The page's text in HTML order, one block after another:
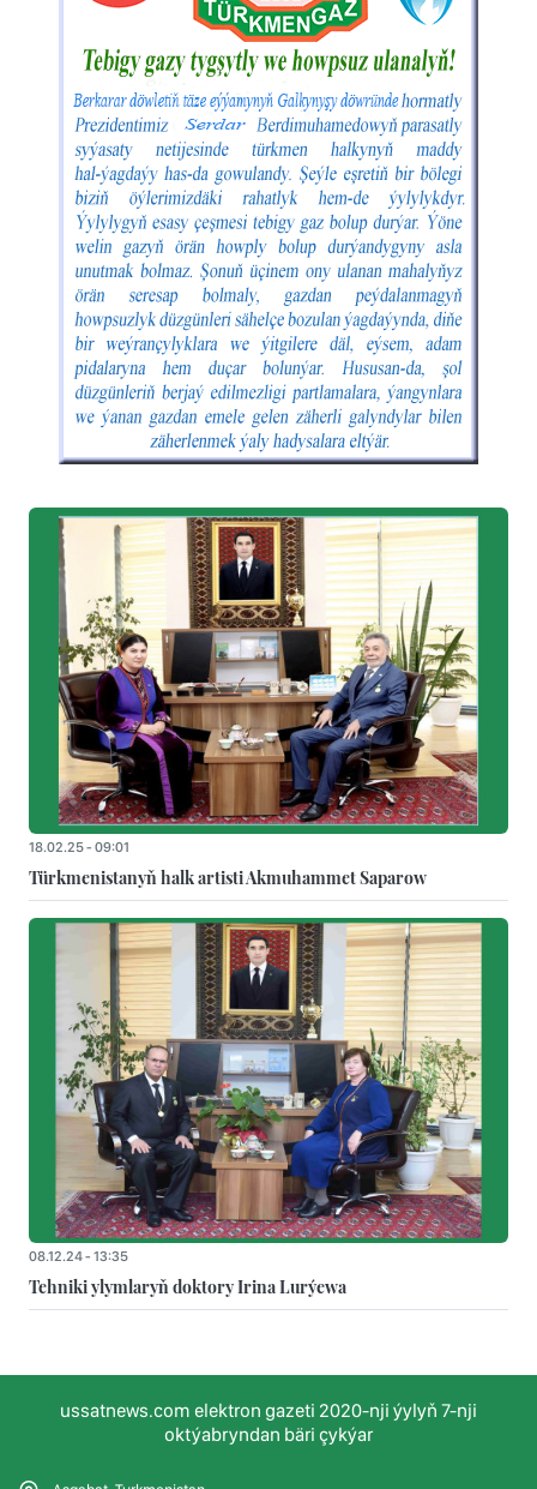
18.02.25 - 09:01
Türkmenistanyň halk artisti Akmuhammet Saparow
08.12.24 - 13:35
Tehniki ylymlaryň doktory Irina Lurýewa
ussatnews.com elektron gazeti 2020-nji ýylyň 7-nji
oktýabryndan bäri çykýar